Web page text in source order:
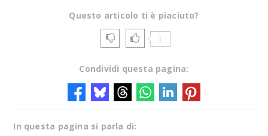
Questo articolo ti è piaciuto?
1
Condividi questa pagina:
In questa pagina si parla di: